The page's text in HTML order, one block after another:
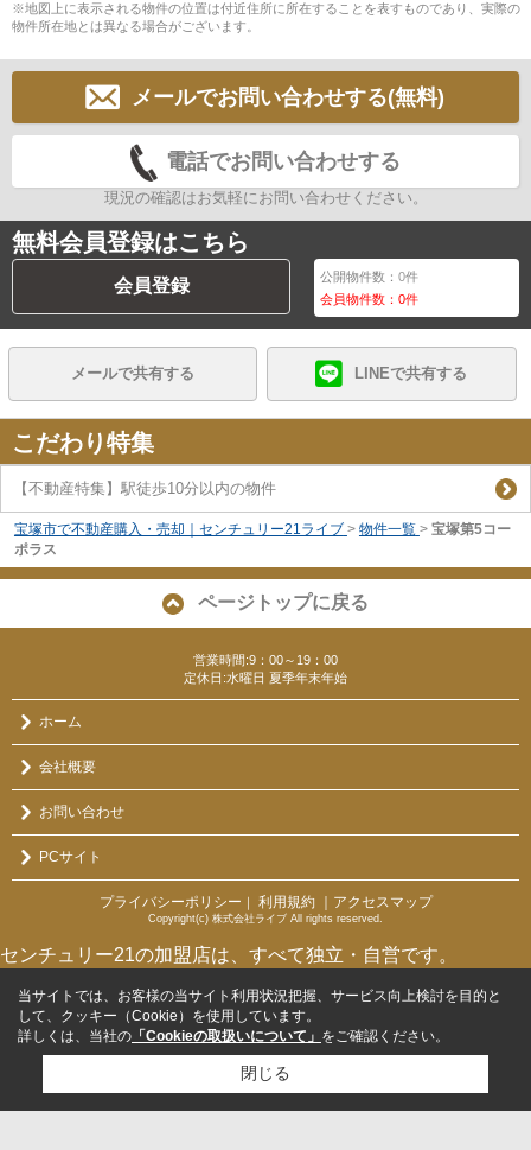
※地図上に表示される物件の位置は付近住所に所在することを表すものであり、実際の
物件所在地とは異なる場合がございます。
メールでお問い合わせする(無料)
電話でお問い合わせする
現況の確認はお気軽にお問い合わせください。
無料会員登録はこちら
会員登録 公開物件数：0件
会員物件数：0件
メールで共有する LINEで共有する
こだわり特集
【不動産特集】駅徒歩10分以内の物件
宝塚市で不動産購入・売却｜センチュリー21ライブ > 物件一覧 > 宝塚第5コー
ポラス
ページトップに戻る
営業時間:9：00～19：00
定休日:水曜日 夏季年末年始
ホーム
会社概要
お問い合わせ
PCサイト
プライバシーポリシー 利用規約 ｜アクセスマップ
Copyright(c) 株式会社ライブ All rights reserved.
センチュリー21の加盟店は、すべて独立・自営です。
当サイトでは、お客様の当サイト利用状況把握、サービス向上検討を目的と
して、クッキー（Cookie）を使用しています。
詳しくは、当社の 「Cookieの取扱いについて」 をご確認ください。
閉じる